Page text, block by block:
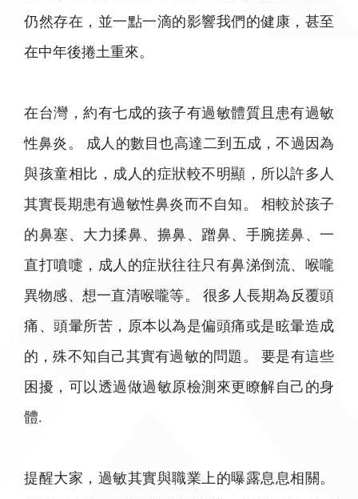
仍然存在，並一點一滴的影響我們的健康，甚至
在中年後捲土重來。
在台灣，約有七成的孩子有過敏體質且患有過敏
性鼻炎。 成人的數目也高達二到五成，不過因為
與孩童相比，成人的症狀較不明顯，所以許多人
其實長期患有過敏性鼻炎而不自知。 相較於孩子
的鼻塞、大力揉鼻、擤鼻、蹭鼻、手腕搓鼻、一
直打噴嚏，成人的症狀往往只有鼻涕倒流、喉嚨
異物感、想一直清喉嚨等。 很多人長期為反覆頭
痛、頭暈所苦，原本以為是偏頭痛或是眩暈造成
的，殊不知自己其實有過敏的問題。 要是有這些
困擾，可以透過做過敏原檢測來更瞭解自己的身
體.
提醒大家，過敏其實與職業上的曝露息息相關。